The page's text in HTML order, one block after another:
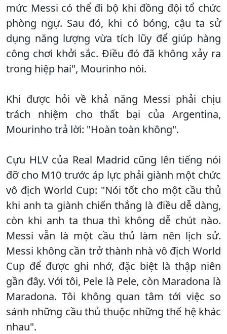
mức Messi có thể đi bộ khi đồng đội tổ chức
phòng ngự. Sau đó, khi có bóng, cậu ta sử
dụng năng lượng vừa tích lũy để giúp hàng
công chơi khởi sắc. Điều đó đã không xảy ra
trong hiệp hai", Mourinho nói.
Khi được hỏi về khả năng Messi phải chịu
trách nhiệm cho thất bại của Argentina,
Mourinho trả lời: "Hoàn toàn không".
Cựu HLV của Real Madrid cũng lên tiếng nói
đỡ cho M10 trước áp lực phải giành một chức
vô địch World Cup: "Nói tốt cho một cầu thủ
khi anh ta giành chiến thắng là điều dễ dàng,
còn khi anh ta thua thì không dễ chút nào.
Messi vẫn là một cầu thủ làm nên lịch sử.
Messi không cần trở thành nhà vô địch World
Cup để được ghi nhớ, đặc biệt là thập niên
gần đây. Với tôi, Pele là Pele, còn Maradona là
Maradona. Tôi không quan tâm tới việc so
sánh những cầu thủ thuộc những thế hệ khác
nhau".